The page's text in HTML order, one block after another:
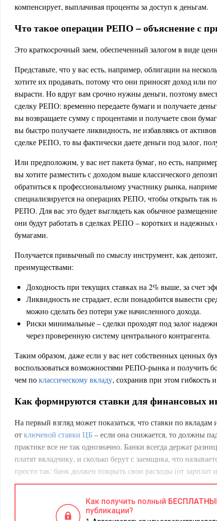
компенсирует, выплачивая проценты за доступ к деньгам.
Что такое операции РЕПО – объяснение с
Это краткосрочный заем, обеспеченный залогом в виде
Представьте, что у вас есть, например, облигации на
хотите их продавать, потому что они приносят доход или
вырасти. Но вдруг вам срочно нужны деньги, поэтому
сделку РЕПО: временно передаете бумаги и получаете
вы возвращаете сумму с процентами и получаете свои
вы быстро получаете ликвидность, не избавляясь от
сделке РЕПО, то вы фактически даете деньги под залог,
Или предположим, у вас нет пакета бумаг, но есть,
вы хотите разместить с доходом выше классического
обратиться к профессиональному участнику рынка,
специализируется на операциях РЕПО, чтобы открыть так
РЕПО. Для вас это будет выглядеть как обычное
они будут работать в сделках РЕПО – коротких и
бумагами.
Получается привычный по смыслу инструмент, как
преимуществами:
Доходность при текущих ставках на 2% выше, за счет
Ликвидность не страдает, если понадобится вывести
можно сделать без потери уже начисленного дохода.
Риски минимальные – сделки проходят под залог
через проверенную систему центрального контрагента.
Таким образом, даже если у вас нет собственных ценных
воспользоваться возможностями РЕПО‑рынка и получить
чем поклассическому вкладу, сохранив при этом гибкость
Как формируются ставки для финансовых
На первый взгляд может показаться, что ставки по
отключевой ставки ЦБ– если она снижается, то должны
практике все не так однозначно. Банки всегда держат
платят вкладчику, и сколько берут с заемщика, что
просто так: банк должен покрыть свои расходы (от зарплат
невозврата кредитного займа). Кроме того, как любой
соседствует с кредитом под 35%.
Как получить полный
публикации?